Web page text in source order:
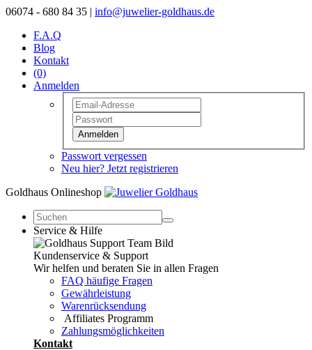
06074 - 680 84 35 | info@juwelier-goldhaus.de
F.A.Q
Blog
Kontakt
(0)
Anmelden
Anmelden
Passwort vergessen
Neu hier? Jetzt registrieren
Goldhaus Onlineshop
Service & Hilfe
Kundenservice & Support
Wir helfen und beraten Sie in allen Fragen
FAQ häufige Fragen
Gewährleistung
Warenrücksendung
Affiliates Programm
Zahlungsmöglichkeiten
Kontakt